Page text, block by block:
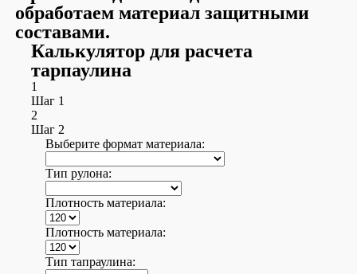
обработаем материал защитными
составами.
Калькулятор для расчета
тарпаулина
1
Шаг 1
2
Шаг 2
Выберите формат материала:
Тип рулона:
Плотность материала:
Плотность материала:
Тип тапраулина: